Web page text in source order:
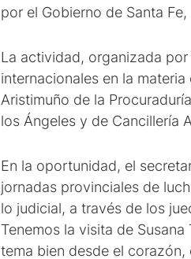
por el Gobierno de Santa
La actividad, organizada
internacionales en la
Aristimuño de la
los Ángeles y de Cancillería
En la oportunidad, el
jornadas provinciales de
lo judicial, a través de los
Tenemos la visita de
tema bien desde el corazón,